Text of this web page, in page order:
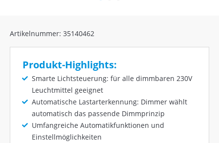
Artikelnummer: 35140462
Produkt-Highlights:
Smarte Lichtsteuerung: für alle dimmbaren 230V
Leuchtmittel geeignet
Automatische Lastarterkennung: Dimmer wählt
automatisch das passende Dimmprinzip
Umfangreiche Automatikfunktionen und
Einstellmöglichkeiten